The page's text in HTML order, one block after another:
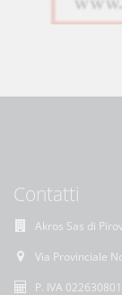
Contatti
Akros Sas di
Via Provinciale
P. IVA